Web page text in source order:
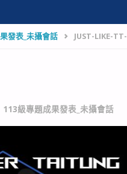
發表_未攝會話 JUST-LIKE-TT-
113級專題成果發表_未攝會話